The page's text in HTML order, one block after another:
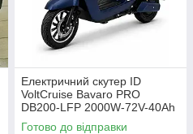
Електричний скутер ID
VoltCruise Bavaro PRO
DB200-LFP 2000W-72V-40Ah
LiFePO4 шини 12"/12"
Готово до відправки